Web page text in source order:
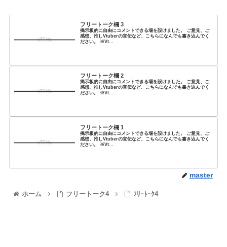
フリートーク欄 3
掲示板的に自由にコメントできる場を設けました。 ご意見、ご
感想、推しVtuberの宣伝など、こちらになんでも書き込んでく
ださい。 ※Vt...
フリートーク欄 2
掲示板的に自由にコメントできる場を設けました。 ご意見、ご
感想、推しVtuberの宣伝など、こちらになんでも書き込んでく
ださい。 ※Vt...
フリートーク欄 1
掲示板的に自由にコメントできる場を設けました。 ご意見、ご
感想、推しVtuberの宣伝など、こちらになんでも書き込んでく
ださい。 ※Vt...
master
ホーム フリートーク4 ﾌﾘｰﾄｰｸ4